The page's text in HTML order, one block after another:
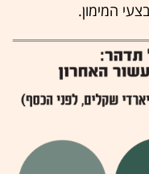
המימון.